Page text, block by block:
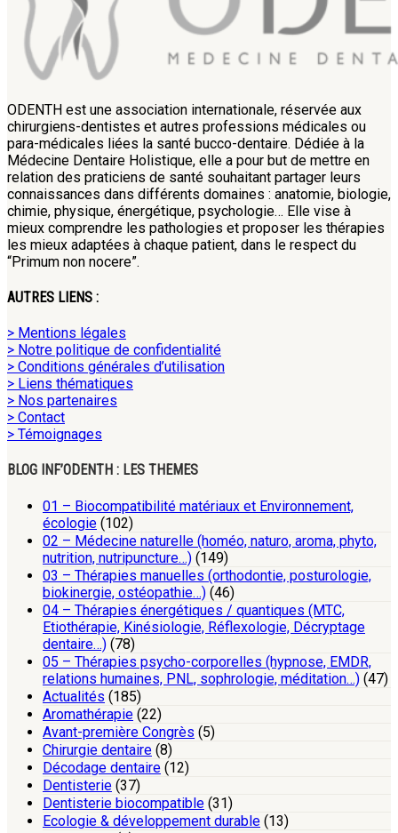
ODENTH est une association internationale, réservée aux
chirurgiens-dentistes et autres professions médicales ou
para-médicales liées la santé bucco-dentaire. Dédiée à la
Médecine Dentaire Holistique, elle a pour but de mettre en
relation des praticiens de santé souhaitant partager leurs
connaissances dans différents domaines : anatomie, biologie,
chimie, physique, énergétique, psychologie… Elle vise à
mieux comprendre les pathologies et proposer les thérapies
les mieux adaptées à chaque patient, dans le respect du
“Primum non nocere”.
AUTRES LIENS :
> Mentions légales
> Notre politique de confidentialité
> Conditions générales d’utilisation
> Liens thématiques
> Nos partenaires
> Contact
> Témoignages
BLOG INF’ODENTH : LES THEMES
01 – Biocompatibilité matériaux et Environnement,
écologie (102)
02 – Médecine naturelle (homéo, naturo, aroma, phyto,
nutrition, nutripuncture…) (149)
03 – Thérapies manuelles (orthodontie, posturologie,
biokinergie, ostéopathie…) (46)
04 – Thérapies énergétiques / quantiques (MTC,
Etiothérapie, Kinésiologie, Réflexologie, Décryptage
dentaire…) (78)
05 – Thérapies psycho-corporelles (hypnose, EMDR,
relations humaines, PNL, sophrologie, méditation…) (47)
Actualités (185)
Aromathérapie (22)
Avant-première Congrès (5)
Chirurgie dentaire (8)
Décodage dentaire (12)
Dentisterie (37)
Dentisterie biocompatible (31)
Ecologie & développement durable (13)